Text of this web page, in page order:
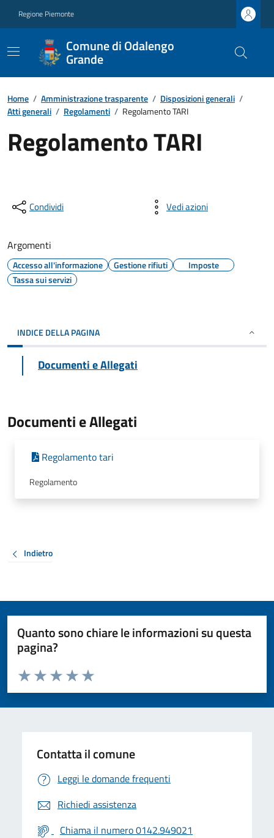
Regione Piemonte
Comune di Odalengo
Grande
Home / Amministrazione trasparente / Disposizioni generali /
Atti generali / Regolamenti / Regolamento TARI
Regolamento TARI
Condividi Vedi azioni
Argomenti
Accesso all'informazione Gestione rifiuti
Imposte
Tassa sui servizi
INDICE DELLA PAGINA
Documenti e Allegati
Documenti e Allegati
Regolamento tari
Regolamento
Indietro
Quanto sono chiare le informazioni su questa
pagina?
Valuta da 1 a 5 stelle la pagina
Valuta 5 stelle su 5
Valuta 4 stelle su 5
Valuta 3 stelle su 5
Valuta 2 stelle su 5
Valuta 1 stelle su 5
Contatta il comune
Leggi le domande frequenti
Richiedi assistenza
Chiama il numero 0142.949021